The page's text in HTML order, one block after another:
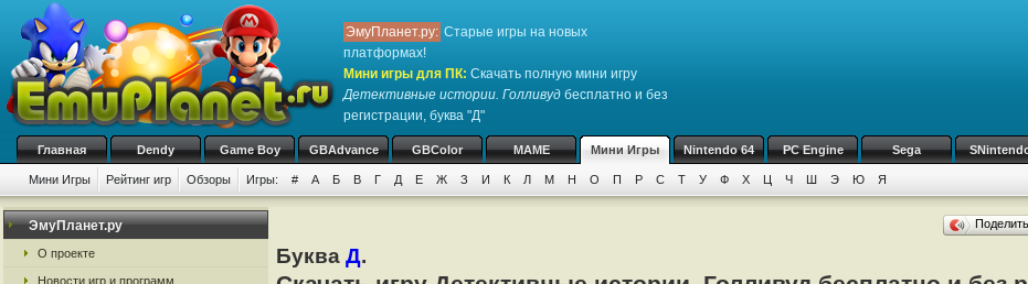
ЭмуПланет.ру: Старые игры на новых
платформах!
Мини игры для ПК: Скачать полную мини игру
Детективные истории. Голливуд бесплатно и без
регистрации, буква "Д"
Главная Dendy Game Boy GBAdvance GBColor MAME Мини Игры Nintendo 64 PC Engine Sega
Мини Игры Рейтинг игр Обзоры Игры: # А Б В Г Д Е Ж З И К Л М Н О П Р С Т У Ф Х Ц Ч Ш Э Ю Я
ЭмуПланет.ру
О проекте
Новости игр и программ
Буква Д.